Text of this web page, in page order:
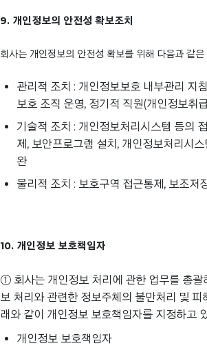
9. 개인정보의 안전성 확보조치
회사는 개인정보의 안전성 확보를 위해 다음과 같
관리적 조치 : 개인정보보호 내부관리 지
보호 조직 운영, 정기적 직원(개인정보취
기술적 조치 : 개인정보처리시스템 등의
제, 보안프로그램 설치, 개인정보처리시
완
물리적 조치 : 보호구역 접근통제, 보조저
10. 개인정보 보호책임자
① 회사는 개인정보 처리에 관한 업무를 총괄
보 처리와 관련한 정보주체의 불만처리 및 피
래와 같이 개인정보 보호책임자를 지정하고
개인정보 보호책임자